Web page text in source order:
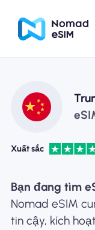
Đăng nhập
ký
Xuất sắc
Bạn đang tìm
Nomad eSIM
tin cậy, kích